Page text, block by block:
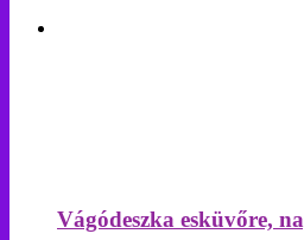
Vágódeszka esküvőre,